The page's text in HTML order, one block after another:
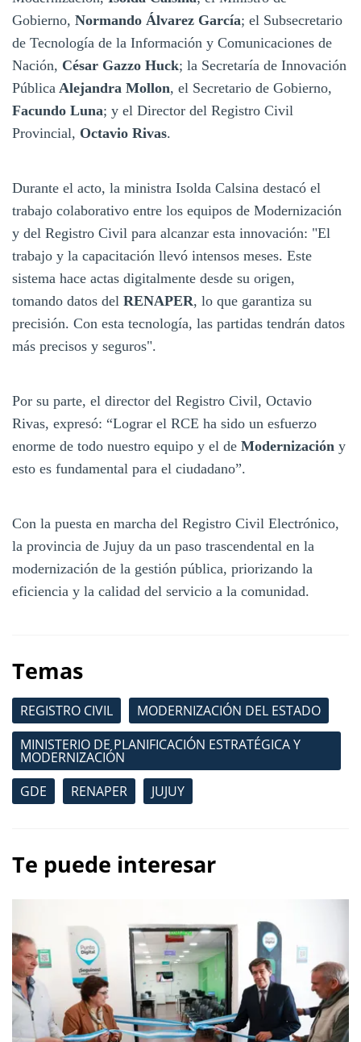
Gobierno, Normando Álvarez García; el Subsecretario
de Tecnología de la Información y Comunicaciones de
Nación, César Gazzo Huck; la Secretaría de Innovación
Pública Alejandra Mollon, el Secretario de Gobierno,
Facundo Luna; y el Director del Registro Civil
Provincial, Octavio Rivas.
Durante el acto, la ministra Isolda Calsina destacó el
trabajo colaborativo entre los equipos de Modernización
y del Registro Civil para alcanzar esta innovación: "El
trabajo y la capacitación llevó intensos meses. Este
sistema hace actas digitalmente desde su origen,
tomando datos del RENAPER, lo que garantiza su
precisión. Con esta tecnología, las partidas tendrán datos
más precisos y seguros".
Por su parte, el director del Registro Civil, Octavio
Rivas, expresó: “Lograr el RCE ha sido un esfuerzo
enorme de todo nuestro equipo y el de Modernización y
esto es fundamental para el ciudadano”.
Con la puesta en marcha del Registro Civil Electrónico,
la provincia de Jujuy da un paso trascendental en la
modernización de la gestión pública, priorizando la
eficiencia y la calidad del servicio a la comunidad.
Temas
REGISTRO CIVIL
MODERNIZACIÓN DEL ESTADO
MINISTERIO DE PLANIFICACIÓN ESTRATÉGICA Y
MODERNIZACIÓN
GDE
RENAPER JUJUY
Te puede interesar